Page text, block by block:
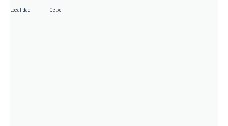
Localidad Getxo